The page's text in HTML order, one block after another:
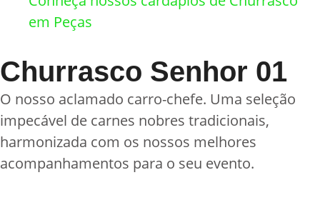
em Peças
Churrasco Senhor 01
O nosso aclamado carro-chefe. Uma seleção
impecável de carnes nobres tradicionais,
harmonizada com os nossos melhores
acompanhamentos para o seu evento.